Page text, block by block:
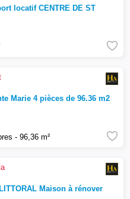
locatif CENTRE DE ST
Marie 4 pièces de 96.36 m2
- 96,36 m²
Maison à rénover